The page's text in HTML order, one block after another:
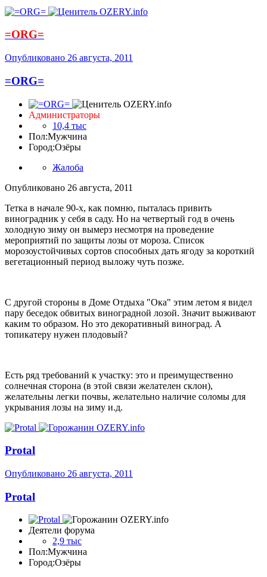
=ORG=
Опубликовано 26 августа, 2011
=ORG=
Администраторы
10,4 тыс
Пол:Мужчина
Город:Озёры
Жалоба
Опубликовано 26 августа, 2011
Тетка в начале 90-х, как помню, пыталась привить
виноградник у себя в саду. Но на четвертый год в очень
холодную зиму он вымерз несмотря на проведение
мероприятий по защиты лозы от мороза. Список
морозоустойчивых сортов способных дать ягоду за короткий
вегетационный период выложу чуть позже.
С другой стороны в Доме Отдыха "Ока" этим летом я видел
пару беседок обвитых виноградной лозой. Значит выживают
каким то образом. Но это декоративный виноград. А
топикатеру нужен плодовый?
Есть ряд требований к участку: это и преимущественно
солнечная сторона (в этой связи желателен склон),
желательны легки почвы, желательно наличие соломы для
укрывания лозы на зиму и.д.
Protal
Опубликовано 26 августа, 2011
Protal
Деятели форума
2,9 тыс
Пол:Мужчина
Город:Озёры